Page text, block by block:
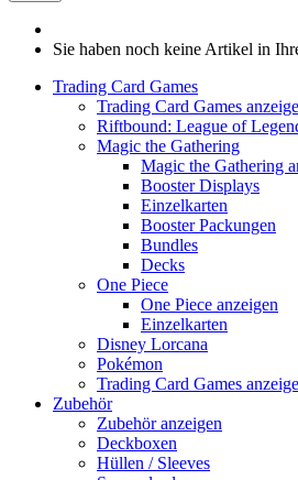
Sie haben noch keine Artikel in
Trading Card Games
Trading Card Games
Riftbound: League of
Magic the Gathering
Magic the Gathering
Booster Displays
Einzelkarten
Booster Packungen
Bundles
Decks
One Piece
One Piece anzeigen
Einzelkarten
Disney Lorcana
Pokémon
Trading Card Games
Zubehör
Zubehör anzeigen
Deckboxen
Hüllen / Sleeves